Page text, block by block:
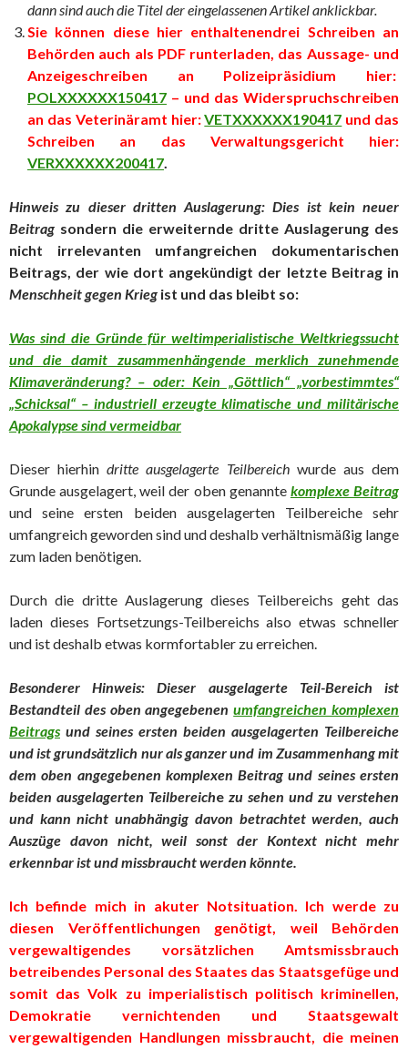
dann sind auch die Titel der eingelassenen Artikel anklickbar.
Sie können diese hier enthaltenendrei Schreiben an
Behörden auch als PDF runterladen, das Aussage- und
Anzeigeschreiben an Polizeipräsidium hier:
POLXXXXXX150417 – und das Widerspruchschreiben
an das Veterinäramt hier: VETXXXXXX190417 und das
Schreiben an das Verwaltungsgericht hier:
VERXXXXXX200417.
Hinweis zu dieser dritten Auslagerung: Dies ist kein neuer
Beitrag sondern die erweiternde dritte Auslagerung des
nicht irrelevanten umfangreichen dokumentarischen
Beitrags, der wie dort angekündigt der letzte Beitrag in
Menschheit gegen Krieg ist und das bleibt so:
Was sind die Gründe für weltimperialistische Weltkriegssucht
und die damit zusammenhängende merklich zunehmende
Klimaveränderung? – oder: Kein „Göttlich“ „vorbestimmtes“
„Schicksal“ – industriell erzeugte klimatische und militärische
Apokalypse sind vermeidbar
Dieser hierhindritte ausgelagerte Teilbereichwurde aus dem
Grunde ausgelagert, weil der oben genannte komplexe Beitrag
und seine ersten beiden ausgelagerten Teilbereiche sehr
umfangreich geworden sind und deshalb verhältnismäßig lange
zum laden benötigen.
Durch die dritte Auslagerung dieses Teilbereichs geht das
laden dieses Fortsetzungs-Teilbereichs also etwas schneller
und ist deshalb etwas kormfortabler zu erreichen.
Besonderer Hinweis: Dieser ausgelagerte Teil-Bereich ist
Bestandteil des oben angegebenenumfangreichen komplexen
Beitrags und seines ersten beiden ausgelagerten Teilbereiche
und ist grundsätzlich nur als ganzer und im Zusammenhang mit
dem oben angegebenen komplexen Beitrag und seines ersten
beiden ausgelagerten Teilbereiche zu sehen und zu verstehen
und kann nicht unabhängig davon betrachtet werden, auch
Auszüge davon nicht, weil sonst der Kontext nicht mehr
erkennbar ist und missbraucht werden könnte.
Ich befinde mich in akuter Notsituation. Ich werde zu
diesen Veröffentlichungen genötigt, weil Behörden
vergewaltigendes vorsätzlichen Amtsmissbrauch
betreibendes Personal des Staates das Staatsgefüge und
somit das Volk zu imperialistisch politisch kriminellen,
Demokratie vernichtenden und Staatsgewalt
vergewaltigenden Handlungen missbraucht, die meinen